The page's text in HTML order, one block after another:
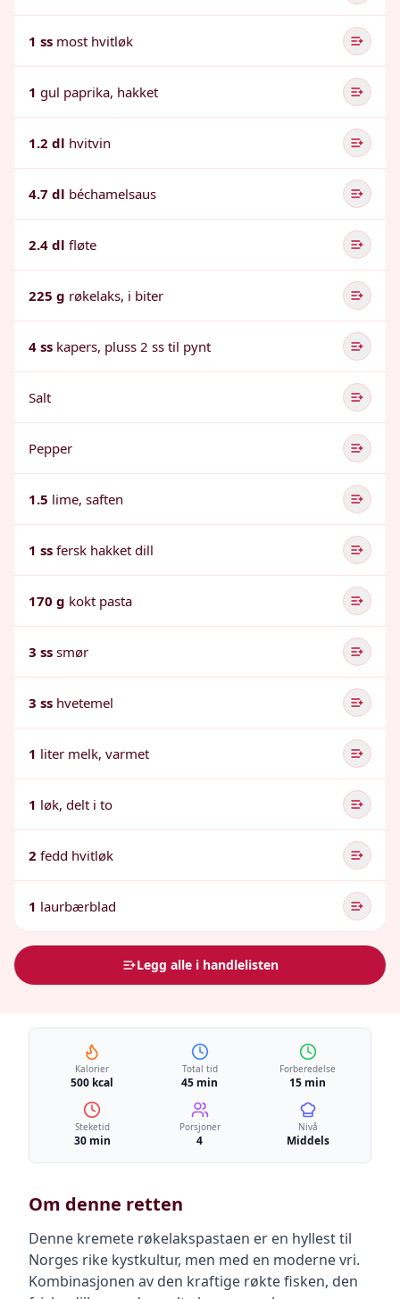
1 ss most hvitløk
1 gul paprika, hakket
1.2 dl hvitvin
4.7 dl béchamelsaus
2.4 dl fløte
225 g røkelaks, i biter
4 ss kapers, pluss 2 ss til pynt
Salt
Pepper
1.5 lime, saften
1 ss fersk hakket dill
170 g kokt pasta
3 ss smør
3 ss hvetemel
1 liter melk, varmet
1 løk, delt i to
2 fedd hvitløk
1 laurbærblad
Legg alle i handlelisten
Kalorier
500 kcal
Total tid
45 min
Forberedelse
15 min
Steketid
30 min
Porsjoner
4
Nivå
Middels
Om denne retten
Denne kremete røkelakspastaen er en hyllest til
Norges rike kystkultur, men med en moderne vri.
Kombinasjonen av den kraftige røkte fisken, den